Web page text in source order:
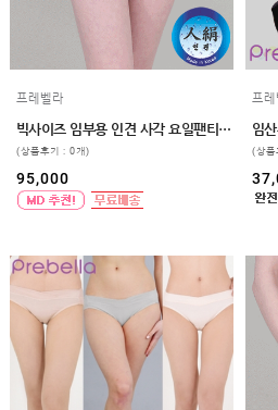
프레벨라
빅사이즈 임부용 인견 사각 요일팬티 5매입 110,120
(상품후기 : 0개)
95,000
프레
(상품